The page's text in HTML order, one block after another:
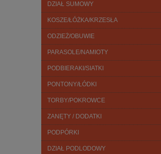
DZIAŁ SUMOWY
KOSZE/ŁÓŻKA/KRZESŁA
ODZIEŻ/OBUWIE
PARASOLE/NAMIOTY
PODBIERAKI/SIATKI
PONTONY/ŁÓDKI
TORBY/POKROWCE
ZANĘTY / DODATKI
PODPÓRKI
DZIAŁ PODLODOWY